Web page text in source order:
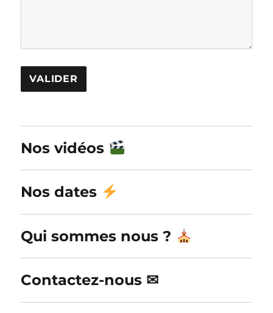
t
e
r
t
e
:
Nos vidéos
Nos dates
Qui sommes nous ?
Contactez-nous ✉